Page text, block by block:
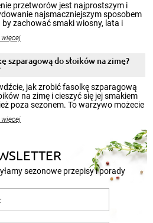
przetworów jest najprostszym i
najsmaczniejszym sposobem
by zachować smaki wiosny, lata i
by cieszyć nimi oko w sezonie
poczuć atmosferę cieplejszych
Przygotowanie słoików ze
które pozwolą zachować świeżość
szparagową do słoików na zimę?
jak zrobić fasolkę szparagową
na zimę i cieszyć się jej smakiem
poza sezonem. To warzywo możecie
propozycje!
sezonowe przepisy i porady